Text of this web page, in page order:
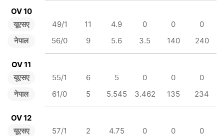
OV 10
यूएसए
नेपाल
49/1 11 4.9 0 0
0
56/0
9 5.6 3.5 140 240
OV 11
यूएसए
नेपाल
55/1 6 5 0 0
0
61/0
5 5.545 3.462 135 234
OV 12
यूएसए
57/1 2 4.75 0 0
0